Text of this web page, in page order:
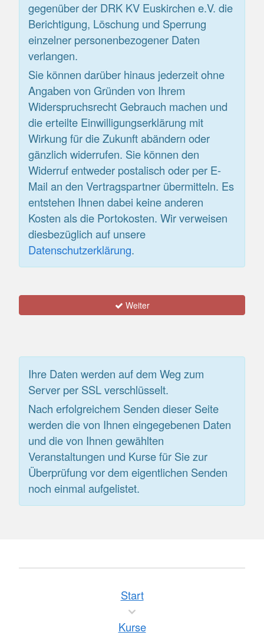
gegenüber der DRK KV Euskirchen e.V. die
Berichtigung, Löschung und Sperrung
einzelner personenbezogener Daten
verlangen.
Sie können darüber hinaus jederzeit ohne
Angaben von Gründen von Ihrem
Widerspruchsrecht Gebrauch machen und
die erteilte Einwilligungserklärung mit
Wirkung für die Zukunft abändern oder
gänzlich widerrufen. Sie können den
Widerruf entweder postalisch oder per E-
Mail an den Vertragspartner übermitteln. Es
entstehen Ihnen dabei keine anderen
Kosten als die Portokosten. Wir verweisen
diesbezüglich auf unsere
Datenschutzerklärung.
Weiter
Ihre Daten werden auf dem Weg zum
Server per SSL verschlüsselt.
Nach erfolgreichem Senden dieser Seite
werden die von Ihnen eingegebenen Daten
und die von Ihnen gewählten
Veranstaltungen und Kurse für Sie zur
Überprüfung vor dem eigentlichen Senden
noch einmal aufgelistet.
Start
Kurse